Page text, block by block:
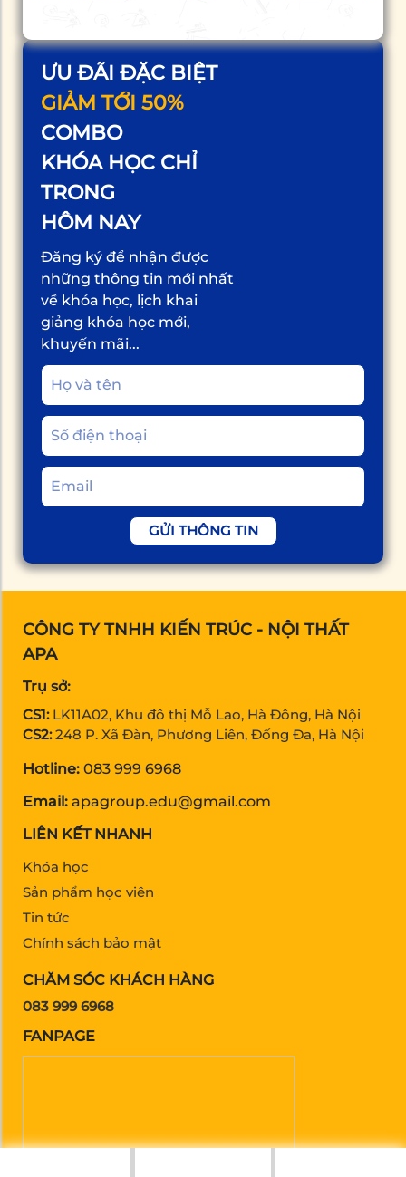
ƯU ĐÃI ĐẶC BIỆT
GIẢM TỚI 50%
COMBO
KHÓA HỌC CHỈ
TRONG
HÔM NAY
Đăng ký để nhận được
những thông tin mới nhất
về khóa học, lịch khai
giảng khóa học mới,
khuyến mãi...
GỬI THÔNG TIN
CÔNG TY TNHH KIẾN TRÚC - NỘI THẤT
APA
Trụ sở:
CS1: LK11A02, Khu đô thị Mỗ Lao, Hà Đông, Hà Nội
CS2: 248 P. Xã Đàn, Phương Liên, Đống Đa, Hà Nội
Hotline: 083 999 6968
Email: apagroup.edu@gmail.com
LIÊN KẾT NHANH
Khóa học
Sản phẩm học viên
Tin tức
Chính sách bảo mật
CHĂM SÓC KHÁCH HÀNG
083 999 6968
FANPAGE